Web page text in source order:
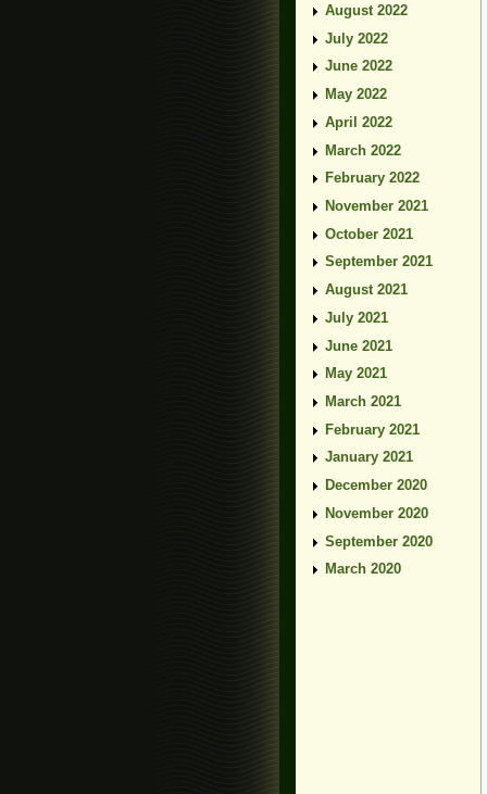
August 2022
July 2022
June 2022
May 2022
April 2022
March 2022
February 2022
November 2021
October 2021
September 2021
August 2021
July 2021
June 2021
May 2021
March 2021
February 2021
January 2021
December 2020
November 2020
September 2020
March 2020